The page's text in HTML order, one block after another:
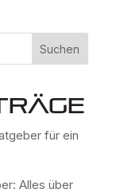
Suchen
für ein
Alles über